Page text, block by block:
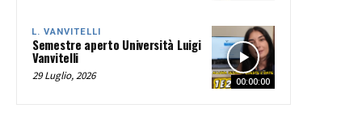
00:00:00
L. VANVITELLI
Semestre aperto Università Luigi
Vanvitelli
29 Luglio, 2026